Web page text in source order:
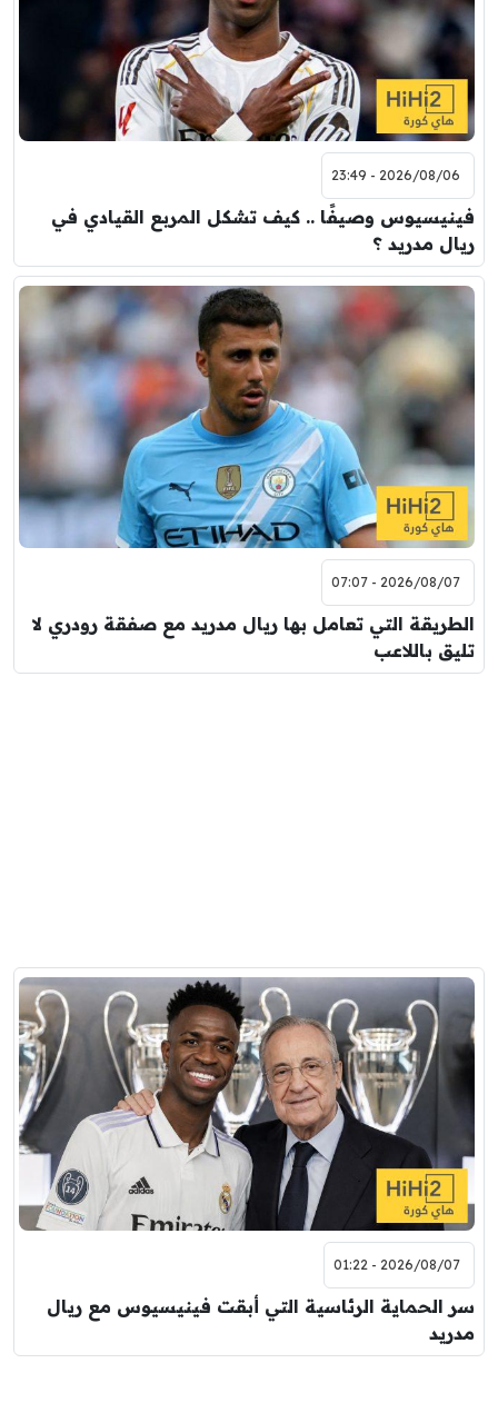
2026/08/06 - 23:49
فينيسيوس وصيفًا .. كيف تشكل المربع القيادي في
ريال مدريد ؟
2026/08/07 - 07:07
الطريقة التي تعامل بها ريال مدريد مع صفقة رودري لا
تليق باللاعب
2026/08/07 - 01:22
سر الحماية الرئاسية التي أبقت فينيسيوس مع ريال
مدريد